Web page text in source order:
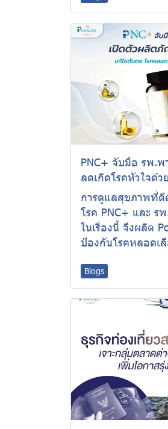
PNC+ จับมือ รพ.
ลดเกิดโรคหัวใจด้ว
การดูแลสุขภาพที่ดี
โรค PNC+ และ ร
ในเรื่องนี้ จึงผลิต
ป้องกันโรคหลอดเ
Blogs